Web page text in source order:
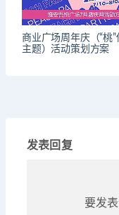
商业广场周年庆（“桃”
主题）活动策划方案
发表回复
要发